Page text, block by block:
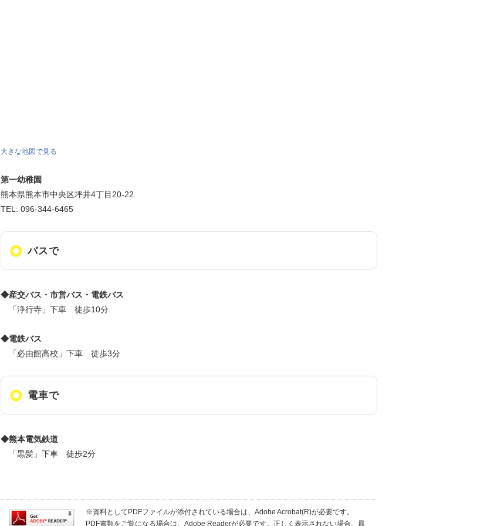
大きな地図で見る
第一幼稚園
熊本県熊本市中央区坪井4丁目20-22
TEL: 096-344-6465
バスで
◆産交バス・市営バス・電鉄バス
「浄行寺」下車 徒歩10分
◆電鉄バス
「必由館高校」下車 徒歩3分
電車で
◆熊本電気鉄道
「黒髪」下車 徒歩2分
※資料としてPDFファイルが添付されている場合は、Adobe Acrobat(R)が必要です。
PDF書類をご覧になる場合は、Adobe Readerが必要です。正しく表示されない場合、最